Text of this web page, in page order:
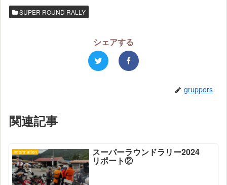
SUPER ROUND RALLY
シェアする
gruppors
関連記事
information スーパーラウンドラリー2024
リポート②